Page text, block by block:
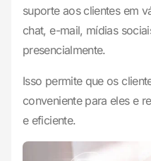
suporte aos clientes em
chat, e-mail, mídias
presencialmente.
Isso permite que os
conveniente para eles e
e eficiente.